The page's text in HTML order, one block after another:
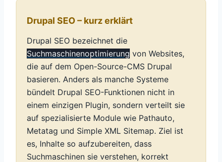
Drupal SEO – kurz erklärt
Drupal SEO bezeichnet die
Suchmaschinenoptimierung von Websites,
die auf dem Open-Source-CMS Drupal
basieren. Anders als manche Systeme
bündelt Drupal SEO-Funktionen nicht in
einem einzigen Plugin, sondern verteilt sie
auf spezialisierte Module wie Pathauto,
Metatag und Simple XML Sitemap. Ziel ist
es, Inhalte so aufzubereiten, dass
Suchmaschinen sie verstehen, korrekt